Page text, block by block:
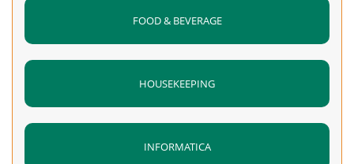
FOOD & BEVERAGE
HOUSEKEEPING
INFORMATICA